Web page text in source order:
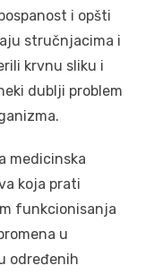
i opšti
stručnjacima i
krvnu sliku i
dublji problem
medicinska
koja prati
funkcionisanja
u
određenih